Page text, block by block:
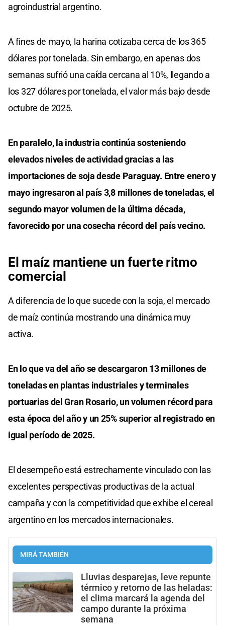
agroindustrial argentino.
A fines de mayo, la harina cotizaba cerca de los 365
dólares por tonelada. Sin embargo, en apenas dos
semanas sufrió una caída cercana al 10%, llegando a
los 327 dólares por tonelada, el valor más bajo desde
octubre de 2025.
En paralelo, la industria continúa sosteniendo
elevados niveles de actividad gracias a las
importaciones de soja desde Paraguay. Entre enero y
mayo ingresaron al país 3,8 millones de toneladas, el
segundo mayor volumen de la última década,
favorecido por una cosecha récord del país vecino.
El maíz mantiene un fuerte ritmo
comercial
A diferencia de lo que sucede con la soja, el mercado
de maíz continúa mostrando una dinámica muy
activa.
En lo que va del año se descargaron 13 millones de
toneladas en plantas industriales y terminales
portuarias del Gran Rosario, un volumen récord para
esta época del año y un 25% superior al registrado en
igual período de 2025.
El desempeño está estrechamente vinculado con las
excelentes perspectivas productivas de la actual
campaña y con la competitividad que exhibe el cereal
argentino en los mercados internacionales.
MIRÁ TAMBIÉN
Lluvias desparejas, leve repunte
térmico y retorno de las heladas:
el clima marcará la agenda del
campo durante la próxima
semana